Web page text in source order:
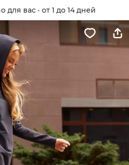
вас · от 1 до 14 дней